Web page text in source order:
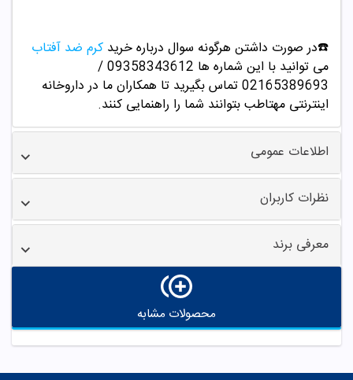
☎️در صورت داشتن هرگونه سوال درباره خرید کرم ضد آفتاب
می توانید با این شماره ها 09358343612 /
02165389693تماس بگیرید تا همکاران ما در داروخانه
اینترنتی مهتاطب بتوانند شما را راهنمایی کنند.
اطلاعات عمومی
نظرات کاربران
معرفی برند
محصولات مشابه